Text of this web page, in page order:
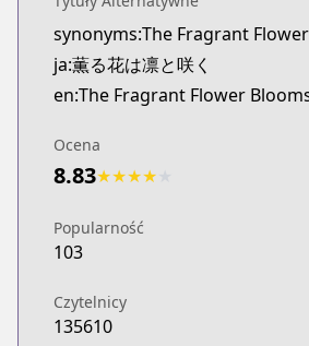
Twitter
https://twitter.com/
Pocket Magazine
Pocket Magazine
ja:薫る花は凛と咲く
en:The Fragrant Flower
Ocena
8.83★★★★
Popularność
103
Czytelnicy
135610